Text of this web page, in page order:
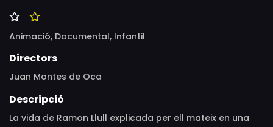
Animació, Documental, Infantil
Directors
Juan Montes de Oca
Descripció
La vida de Ramon Llull explicada per ell mateix en una